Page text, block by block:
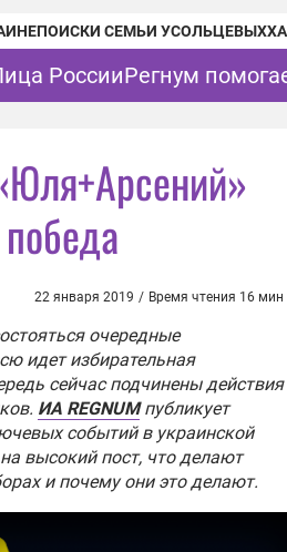
ПОИСКИ СЕМЬИ УСОЛЬЦЕВЫХ
РоссииРегнум
22 января 2019 / Время чтения 16 мин
очередные
идет избирательная
сейчас подчинены действия
ИА REGNUM публикует
событий в украинской
высокий пост, что делают
и почему они это делают.